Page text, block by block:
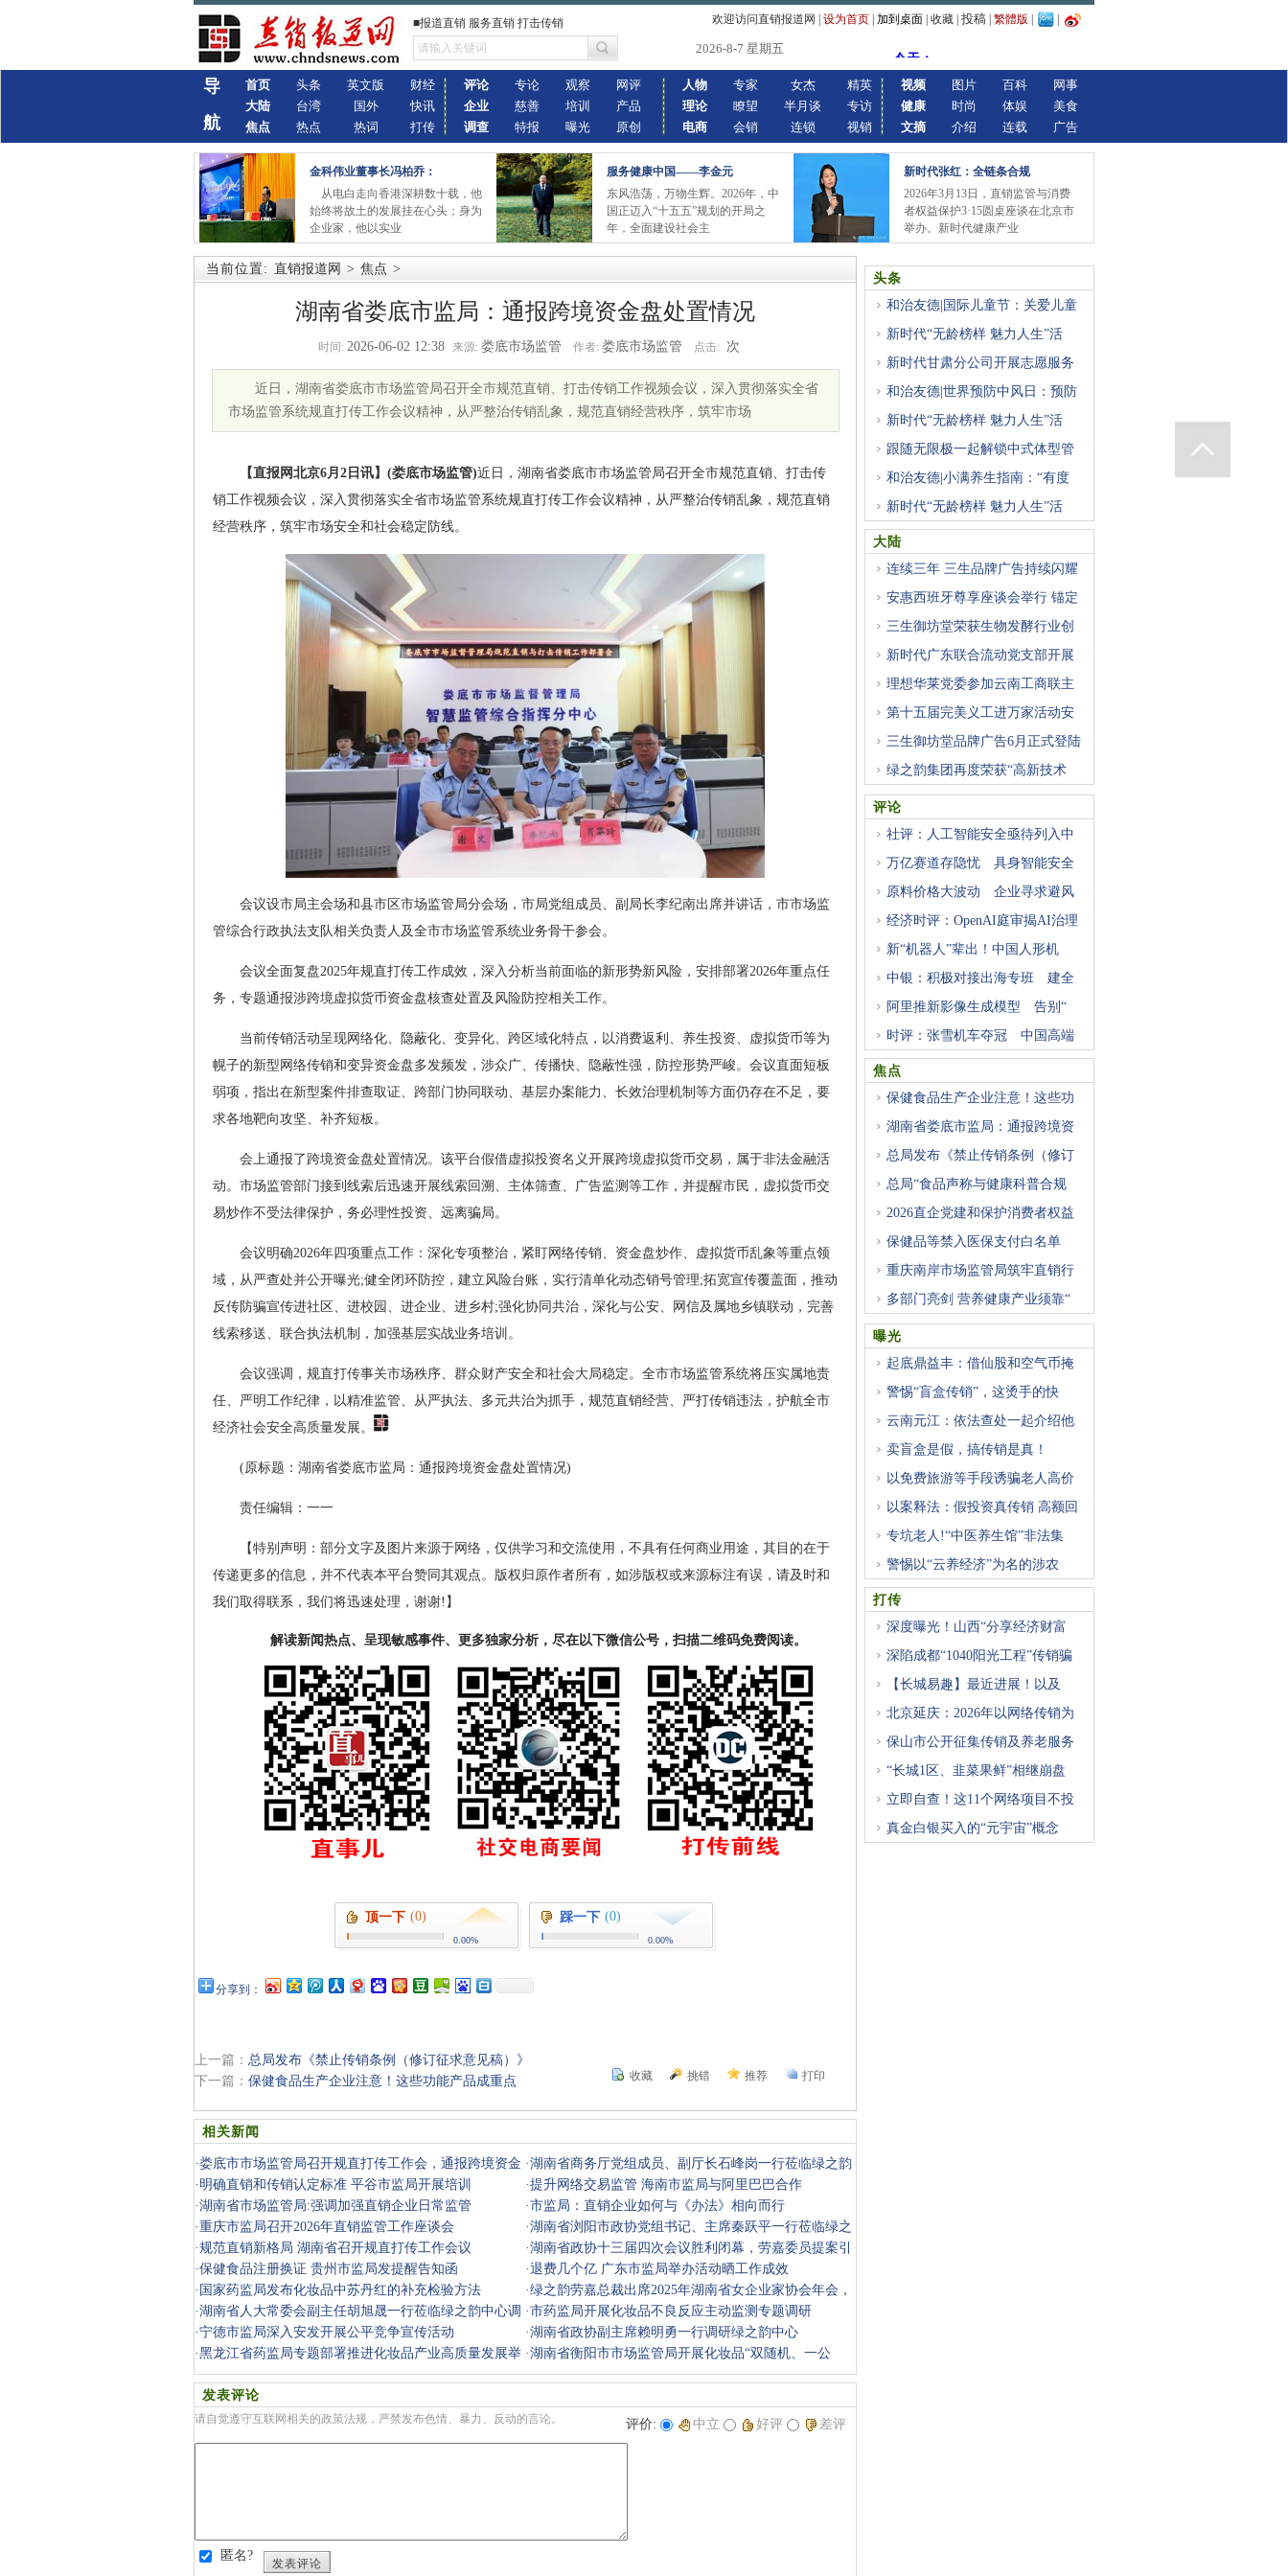
■报道直销 服务直销 打击传销 欢迎访问直销报道网 设为首页 加到桌面 收藏 投稿 繁體版
2026-8-7 星期五
导
航
首页
大陆
焦点
头条
台湾
热点
英文版
国外
热词
财经
快讯
打传
评论
企业
调查
专论
慈善
特报
观察
培训
曝光
网评
产品
原创
人物
理论
电商
专家
瞭望
会销
女杰
半月谈
连锁
精英
专访
视销
视频
健康
文摘
图片
时尚
介绍
百科
体娱
连载
网事
美食
广告
金科伟业董事长冯柏乔：
从电白走向香港深耕数十载，他
始终将故土的发展挂在心头；身为
企业家，他以实业
服务健康中国——李金元
东风浩荡，万物生辉。2026年，中
国正迈入“十五五”规划的开局之
年，全面建设社会主
新时代张红：全链条合规
2026年3月13日，直销监管与消费
者权益保护3·15圆桌座谈在北京市
举办。新时代健康产业
当前位置: 直销报道网 > 焦点 >
湖南省娄底市监局：通报跨境资金盘处置情况
时间: 2026-06-02 12:38 来源: 娄底市场监管 作者: 娄底市场监管 点击: 次
近日，湖南省娄底市市场监管局召开全市规范直销、打击传销工作视频会议，深入贯彻落实全省
市场监管系统规直打传工作会议精神，从严整治传销乱象，规范直销经营秩序，筑牢市场
【直报网北京6月2日讯】(娄底市场监管)近日，湖南省娄底市市场监管局召开全市规范直销、打击传
销工作视频会议，深入贯彻落实全省市场监管系统规直打传工作会议精神，从严整治传销乱象，规范直销
经营秩序，筑牢市场安全和社会稳定防线。
会议设市局主会场和县市区市场监管局分会场，市局党组成员、副局长李纪南出席并讲话，市市场监
管综合行政执法支队相关负责人及全市市场监管系统业务骨干参会。
会议全面复盘2025年规直打传工作成效，深入分析当前面临的新形势新风险，安排部署2026年重点任
务，专题通报涉跨境虚拟货币资金盘核查处置及风险防控相关工作。
当前传销活动呈现网络化、隐蔽化、变异化、跨区域化特点，以消费返利、养生投资、虚拟货币等为
幌子的新型网络传销和变异资金盘多发频发，涉众广、传播快、隐蔽性强，防控形势严峻。会议直面短板
弱项，指出在新型案件排查取证、跨部门协同联动、基层办案能力、长效治理机制等方面仍存在不足，要
求各地靶向攻坚、补齐短板。
会上通报了跨境资金盘处置情况。该平台假借虚拟投资名义开展跨境虚拟货币交易，属于非法金融活
动。市场监管部门接到线索后迅速开展线索回溯、主体筛查、广告监测等工作，并提醒市民，虚拟货币交
易炒作不受法律保护，务必理性投资、远离骗局。
会议明确2026年四项重点工作：深化专项整治，紧盯网络传销、资金盘炒作、虚拟货币乱象等重点领
域，从严查处并公开曝光;健全闭环防控，建立风险台账，实行清单化动态销号管理;拓宽宣传覆盖面，推动
反传防骗宣传进社区、进校园、进企业、进乡村;强化协同共治，深化与公安、网信及属地乡镇联动，完善
线索移送、联合执法机制，加强基层实战业务培训。
会议强调，规直打传事关市场秩序、群众财产安全和社会大局稳定。全市市场监管系统将压实属地责
任、严明工作纪律，以精准监管、从严执法、多元共治为抓手，规范直销经营、严打传销违法，护航全市
经济社会安全高质量发展。
(原标题：湖南省娄底市监局：通报跨境资金盘处置情况)
责任编辑：一一
【特别声明：部分文字及图片来源于网络，仅供学习和交流使用，不具有任何商业用途，其目的在于
传递更多的信息，并不代表本平台赞同其观点。版权归原作者所有，如涉版权或来源标注有误，请及时和
我们取得联系，我们将迅速处理，谢谢!】
解读新闻热点、呈现敏感事件、更多独家分析，尽在以下微信公号，扫描二维码免费阅读。
顶一下 (0)
0.00%
踩一下 (0)
0.00%
分享到：
上一篇： 总局发布《禁止传销条例（修订征求意见稿）》
下一篇： 保健食品生产企业注意！这些功能产品成重点 收藏 挑错 推荐 打印
相关新闻
·娄底市市场监管局召开规直打传工作会，通报跨境资金
盘处置情
·湖南省商务厅党组成员、副厅长石峰岗一行莅临绿之韵
集团调研
· 明确直销和传销认定标准 平谷市监局开展培训 ·提升网络交易监管 海南市监局与阿里巴巴合作
·湖南省市场监管局:强调加强直销企业日常监管 ·市监局：直销企业如何与《办法》相向而行
·重庆市监局召开2026年直销监管工作座谈会 ·湖南省浏阳市政协党组书记、主席秦跃平一行莅临绿之
韵中心调
·规范直销新格局 湖南省召开规直打传工作会议 ·湖南省政协十三届四次会议胜利闭幕，劳嘉委员提案引
媒体聚焦
·保健食品注册换证 贵州市监局发提醒告知函 ·退费几个亿 广东市监局举办活动晒工作成效
· 国家药监局发布化妆品中苏丹红的补充检验方法 ·绿之韵劳嘉总裁出席2025年湖南省女企业家协会年会，
荣膺“卓越
·湖南省人大常委会副主任胡旭晟一行莅临绿之韵中心调
研
·市药监局开展化妆品不良反应主动监测专题调研
·宁德市监局深入安发开展公平竞争宣传活动 ·湖南省政协副主席赖明勇一行调研绿之韵中心
·黑龙江省药监局专题部署推进化妆品产业高质量发展举
措
·湖南省衡阳市市场监管局开展化妆品“双随机、一公
开”专项检
发表评论
请自觉遵守互联网相关的政策法规，严禁发布色情、暴力、反动的言论。 评价: 中立 好评 差评
匿名?
发表评论
头条
和治友德|国际儿童节：关爱儿童
新时代“无龄榜样 魅力人生”活
新时代甘肃分公司开展志愿服务
和治友德|世界预防中风日：预防
新时代“无龄榜样 魅力人生”活
跟随无限极一起解锁中式体型管
和治友德|小满养生指南：“有度
新时代“无龄榜样 魅力人生”活
大陆
连续三年 三生品牌广告持续闪耀
安惠西班牙尊享座谈会举行 锚定
三生御坊堂荣获生物发酵行业创
新时代广东联合流动党支部开展
理想华莱党委参加云南工商联主
第十五届完美义工进万家活动安
三生御坊堂品牌广告6月正式登陆
绿之韵集团再度荣获“高新技术
评论
社评：人工智能安全亟待列入中
万亿赛道存隐忧 具身智能安全
原料价格大波动 企业寻求避风
经济时评：OpenAI庭审揭AI治理
新“机器人”辈出！中国人形机
中银：积极对接出海专班 建全
阿里推新影像生成模型 告别“
时评：张雪机车夺冠 中国高端
焦点
保健食品生产企业注意！这些功
湖南省娄底市监局：通报跨境资
总局发布《禁止传销条例（修订
总局“食品声称与健康科普合规
2026直企党建和保护消费者权益
保健品等禁入医保支付白名单
重庆南岸市场监管局筑牢直销行
多部门亮剑 营养健康产业须靠“
曝光
起底鼎益丰：借仙股和空气币掩
警惕“盲盒传销”，这烫手的快
云南元江：依法查处一起介绍他
卖盲盒是假，搞传销是真！
以免费旅游等手段诱骗老人高价
以案释法：假投资真传销 高额回
专坑老人!“中医养生馆”非法集
警惕以“云养经济”为名的涉农
打传
深度曝光！山西“分享经济财富
深陷成都“1040阳光工程”传销骗
【长城易趣】最近进展！以及
北京延庆：2026年以网络传销为
保山市公开征集传销及养老服务
“长城1区、韭菜果鲜”相继崩盘
立即自查！这11个网络项目不投
真金白银买入的“元宇宙”概念